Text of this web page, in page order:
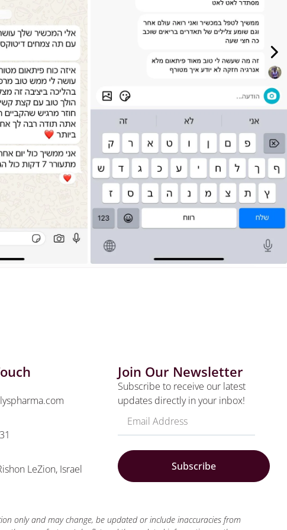
LeZion, Israel
Join Our Newsletter
Subscribe to receive our latest
updates directly in your inbox!
Subscribe
only and may change, be updated or include inaccuracies from